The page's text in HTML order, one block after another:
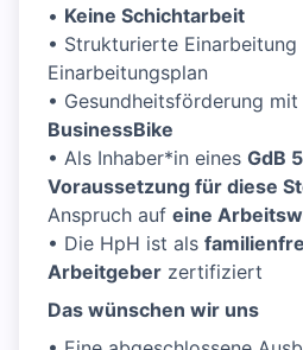
• Keine Schichtarbeit
• Strukturierte
Einarbeitungsplan
• Gesundheitsförderung mit
BusinessBike
• Als Inhaber*in eines GdB
Voraussetzung für diese
Anspruch auf eine
• Die HpH ist als
Arbeitgeber zertifiziert
Das wünschen wir uns